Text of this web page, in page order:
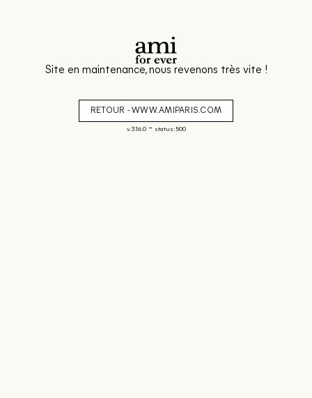
Site en maintenance, nous revenons très vite !
RETOUR - WWW.AMIPARIS.COM
v. 3.16.0- status: 500